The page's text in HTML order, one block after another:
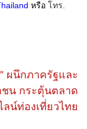
หรือ โทร.
ผนึกภาครัฐและ
ชน กระตุ้นตลาด
ลน์ท่องเที่ยวไทย